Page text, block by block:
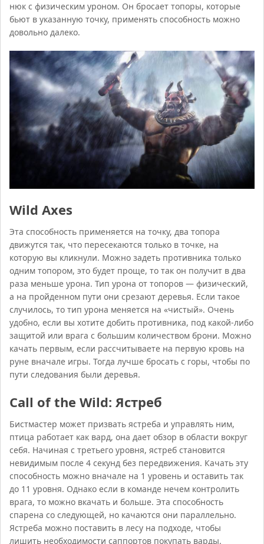
нюк с физическим уроном. Он бросает топоры, которые
бьют в указанную точку, применять способность можно
довольно далеко.
Wild Axes
Эта способность применяется на точку, два топора
движутся так, что пересекаются только в точке, на
которую вы кликнули. Можно задеть противника только
одним топором, это будет проще, то так он получит в два
раза меньше урона. Тип урона от топоров — физический,
а на пройденном пути они срезают деревья. Если такое
случилось, то тип урона меняется на «чистый». Очень
удобно, если вы хотите добить противника, под какой-либо
защитой или врага с большим количеством брони. Можно
качать первым, если рассчитываете на первую кровь на
руне вначале игры. Тогда лучше бросать с горы, чтобы по
пути следования были деревья.
Call of the Wild: Ястреб
Бистмастер может призвать ястреба и управлять ним,
птица работает как вард, она дает обзор в области вокруг
себя. Начиная с третьего уровня, ястреб становится
невидимым после 4 секунд без передвижения. Качать эту
способность можно вначале на 1 уровень и оставить так
до 11 уровня. Однако если в команде нечем контролить
врага, то можно вкачать и больше. Эта способность
спарена со следующей, но качаются они параллельно.
Ястреба можно поставить в лесу на подходе, чтобы
лишить необходимости саппортов покупать варды.